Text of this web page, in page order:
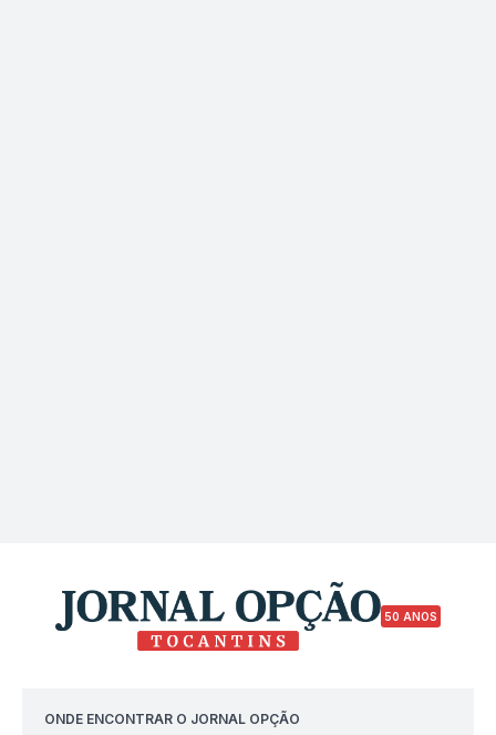
50 ANOS
ONDE ENCONTRAR O JORNAL OPÇÃO